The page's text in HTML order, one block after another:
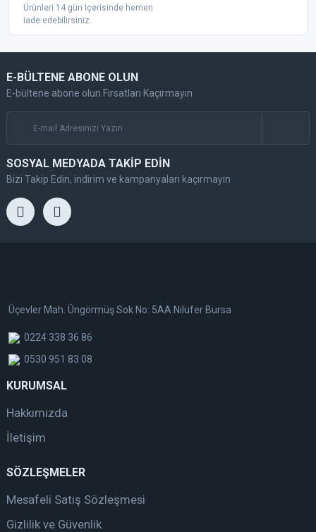
Ürünleri 14 gün İçerisinde hemen
iade edebilirsiniz.
E-BÜLTENE ABONE OLUN
E-bültene abone olun Fırsatları Kaçırmayın
SOSYAL MEDYADA TAKİP EDİN
Bizi Takip Edin, indirim ve kampanyaları kaçırmayın
Üçevler Mah. Üngörmüş Sok No: 5AA Nilüfer Bursa
0224 338 36 86
0530 951 83 08
KURUMSAL
Hakkımızda
İletişim
SÖZLEŞMELER
Mesafeli Satış Sözleşmesi
Gizlilik ve Güvenlik